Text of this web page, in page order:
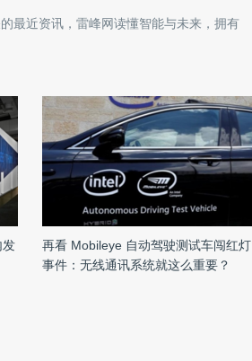
最近资讯，雷峰网读懂智能与未来，拥有
发
再看 Mobileye 自动驾驶测试车闯红灯
事件：无线通讯系统就这么重要？